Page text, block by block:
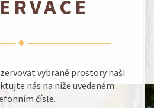
vybrané prostory naši
nás na níže uvedeném
čísle.